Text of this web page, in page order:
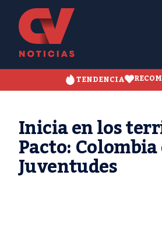
TENDENCIA
Inicia en los
Pacto:
Juventudes